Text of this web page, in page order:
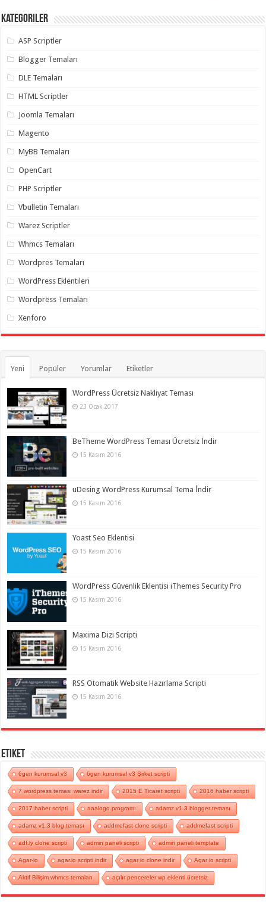
eve
taşımacılık,
asansörlü
gaziantep
eve
gaziantep
gaziantep
gaziantep
organizasyon
gaziantep
organizasyon
gaziantep
organizasyon
gaziantep
organizasyon,
gaziantep
palyaço,
twitter
takipçi
hilesi
twitter
hilesi
takipçi
Kategoriler
ASP Scriptler
Blogger Temaları
DLE Temaları
HTML Scriptler
Joomla Temaları
Magento
MyBB Temaları
OpenCart
PHP Scriptler
Vbulletin Temaları
Warez Scriptler
Whmcs Temaları
Wordpres Temaları
WordPress Eklentileri
Wordpress Temaları
Xenforo
Yeni Popüler Yorumlar Etiketler
WordPress Ücretsiz Nakliyat Teması
23 Ocak 2017
BeTheme WordPress Teması Ücretsiz İndir
15 Kasım 2016
uDesing WordPress Kurumsal Tema İndir
15 Kasım 2016
Yoast Seo Eklentisi
15 Kasım 2016
WordPress Güvenlik Eklentisi iThemes Security Pro
15 Kasım 2016
Maxima Dizi Scripti
15 Kasım 2016
RSS Otomatik Website Hazırlama Scripti
15 Kasım 2016
Etiket
6gen kurumsal v3 6gen kurumsal v3 Şirket scripti
7 wordpress teması warez indir 2015 E Ticaret scripti 2016 haber scripti
2017 haber scripti aaalogo programı adamz v1.3 blogger teması
adamz v1.3 blog teması addmefast clone scripti addmefast scripti
adf.ly clone scripti admin paneli scripti admin paneli template
Agar-io agar.io scripti indir agar io clone indir Agar io scripti
Aktif Bilişim whmcs temaları açılır pencereler wp eklenti ücretsiz